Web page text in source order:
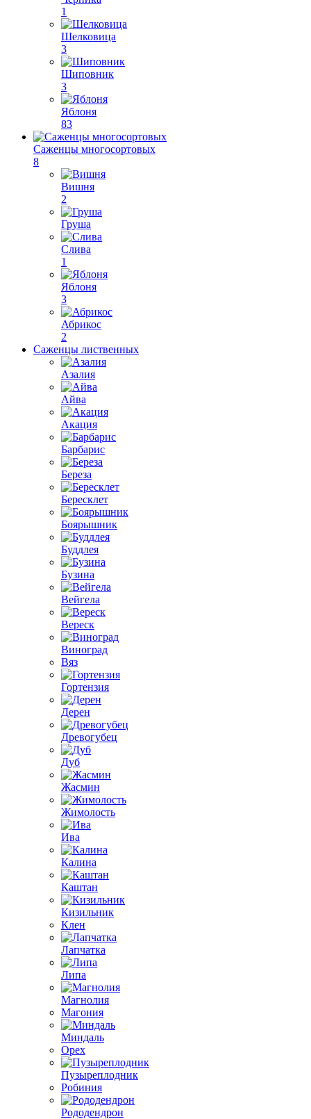
1
Шелковица
3
Шиповник
3
Яблоня
83
Саженцы многосортовых
8
Вишня
2
Груша
Слива
1
Яблоня
3
Абрикос
2
Саженцы лиственных
Азалия
Айва
Акация
Барбарис
Береза
Бересклет
Боярышник
Буддлея
Бузина
Вейгела
Вереск
Виноград
Вяз
Гортензия
Дерен
Древогубец
Дуб
Жасмин
Жимолость
Ива
Калина
Каштан
Кизильник
Клен
Лапчатка
Липа
Магнолия
Магония
Миндаль
Орех
Пузыреплодник
Робиния
Рододендрон